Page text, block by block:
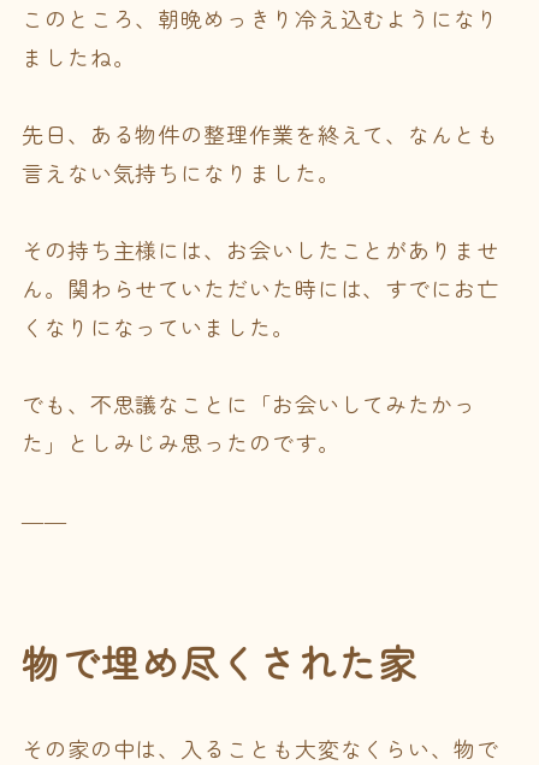
このところ、朝晩めっきり冷え込むようになり
ましたね。
先日、ある物件の整理作業を終えて、なんとも
言えない気持ちになりました。
その持ち主様には、お会いしたことがありませ
ん。関わらせていただいた時には、すでにお亡
くなりになっていました。
でも、不思議なことに「お会いしてみたかっ
た」としみじみ思ったのです。
――
物で埋め尽くされた家
その家の中は、入ることも大変なくらい、物で